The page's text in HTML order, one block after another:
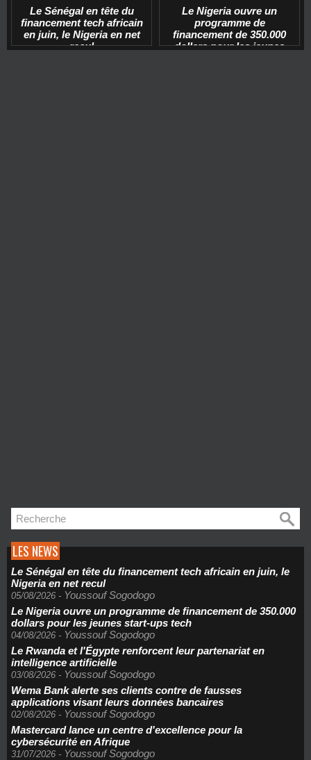
Le Sénégal en tête du
financement tech africain
en juin, le Nigeria en net
recul
Le Nigeria ouvre un
programme de
financement de 350.000
dollars pour les jeunes
LES NEWS
Le Sénégal en tête du financement tech africain en juin, le
Nigeria en net recul
05/08/2026 - Youssouf Sogodogo
Le Nigeria ouvre un programme de financement de 350.000
dollars pour les jeunes start-ups tech
04/08/2026 - Youssouf Sogodogo
Le Rwanda et l'Égypte renforcent leur partenariat en
intelligence artificielle
03/08/2026 - Youssouf Sogodogo
Wema Bank alerte ses clients contre de fausses
applications visant leurs données bancaires
02/08/2026 - Youssouf Sogodogo
Mastercard lance un centre d'excellence pour la
cybersécurité en Afrique
31/07/2026 - Youssouf Sogodogo